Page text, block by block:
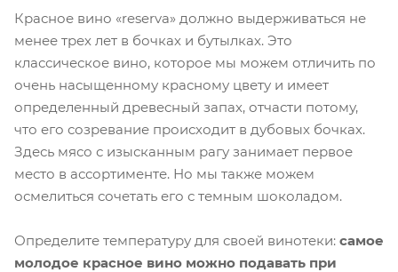
Красное вино «reserva» должно выдерживаться не
менее трех лет в бочках и бутылках. Это
классическое вино, которое мы можем отличить по
очень насыщенному красному цвету и имеет
определенный древесный запах, отчасти потому,
что его созревание происходит в дубовых бочках.
Здесь мясо с изысканным рагу занимает первое
место в ассортименте. Но мы также можем
осмелиться сочетать его с темным шоколадом.
Определите температуру для своей винотеки: самое
молодое красное вино можно подавать при